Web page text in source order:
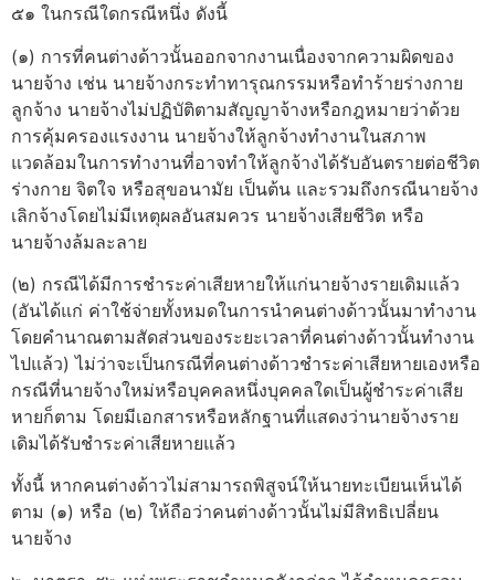
๕๑ ในกรณีใดกรณีหนึ่ง ดังนี้
(๑) การที่คนต่างด้าวนั้นออกจากงานเนื่องจากความผิดของ
นายจ้าง เช่น นายจ้างกระทำทารุณกรรมหรือทำร้ายร่างกาย
ลูกจ้าง นายจ้างไม่ปฏิบัติตามสัญญาจ้างหรือกฎหมายว่าด้วย
การคุ้มครองแรงงาน นายจ้างให้ลูกจ้างทำงานในสภาพ
แวดล้อมในการทำงานที่อาจทำให้ลูกจ้างได้รับอันตรายต่อชีวิต
ร่างกาย จิตใจ หรือสุขอนามัย เป็นต้น และรวมถึงกรณีนายจ้าง
เลิกจ้างโดยไม่มีเหตุผลอันสมควร นายจ้างเสียชีวิต หรือ
นายจ้างล้มละลาย
(๒) กรณีได้มีการชำระค่าเสียหายให้แก่นายจ้างรายเดิมแล้ว
(อันได้แก่ ค่าใช้จ่ายทั้งหมดในการนำคนต่างด้าวนั้นมาทำงาน
โดยคำนาณตามสัดส่วนของระยะเวลาที่คนต่างด้าวนั้นทำงาน
ไปแล้ว) ไม่ว่าจะเป็นกรณีที่คนต่างด้าวชำระค่าเสียหายเองหรือ
กรณีที่นายจ้างใหม่หรือบุคคลหนึ่งบุคคลใดเป็นผู้ชำระค่าเสีย
หายก็ตาม โดยมีเอกสารหรือหลักฐานที่แสดงว่านายจ้างราย
เดิมได้รับชำระค่าเสียหายแล้ว
ทั้งนี้ หากคนต่างด้าวไม่สามารถพิสูจน์ให้นายทะเบียนเห็นได้
ตาม (๑) หรือ (๒) ให้ถือว่าคนต่างด้าวนั้นไม่มีสิทธิเปลี่ยน
นายจ้าง